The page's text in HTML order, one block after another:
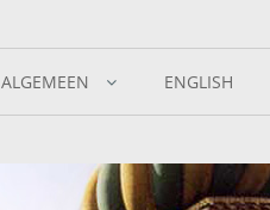
ALGEMEEN ENGLISH